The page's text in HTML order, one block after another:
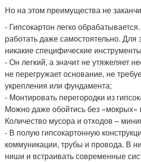
Но на этом преимущества не
- Гипсокартон легко
работать даже самостоятельно. Для
никакие специфические
- Он легкий, а значит не утяжеляет
не перегружает основание, не
укрепления или фундамента;
- Монтировать перегородки из
Можно даже обойтись без «мокрых»
Количество мусора и отходов –
- В полую гипсокартонную
коммуникации, трубы и провода. В
ниши и встраивать современные